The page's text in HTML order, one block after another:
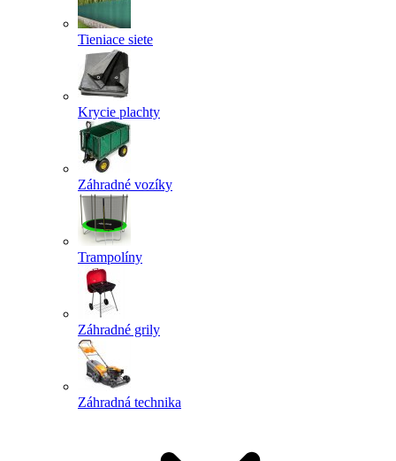
Tieniace siete
Krycie plachty
Záhradné vozíky
Trampolíny
Záhradné grily
Záhradná technika